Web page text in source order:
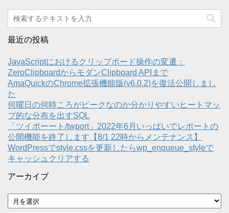
最近の投稿
JavaScriptにおけるクリップボード操作の変遷：
ZeroClipboardからモダンClipboard APIまで
AmaQuickのChrome拡張機能版(v6.0.2)を復活公開しまし
た
何曜日の何時ころがピークなのか分かりやすいヒートマッ
プ的な分布を出すSQL
「ツイポーート/twport」2022年6月いっぱいでレポートの
公開機能を終了します【8/1 22時からメンテナンス】
WordPressでstyle.cssを更新したらwp_enqueue_styleで
キャッシュクリアする
アーカイブ
ア
ー